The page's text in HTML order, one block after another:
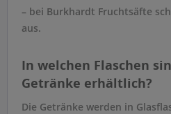
– bei Burkhardt Fruchtsäfte
aus.
In welchen Flaschen
Getränke erhältlich?
Die Getränke werden in